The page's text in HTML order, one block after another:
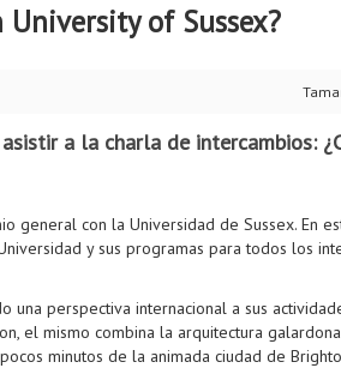
University of Sussex?
a la charla de intercambios:
general con la Universidad de Sussex. En
y sus programas para todos los
una perspectiva internacional a sus
el mismo combina la arquitectura
minutos de la animada ciudad de